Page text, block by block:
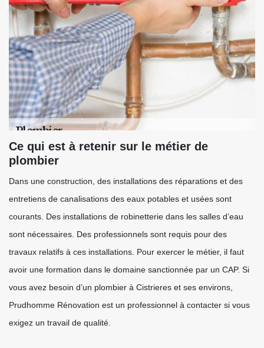
Ce qui est à retenir sur le métier de
plombier
Dans une construction, des installations des réparations et des
entretiens de canalisations des eaux potables et usées sont
courants. Des installations de robinetterie dans les salles d’eau
sont nécessaires. Des professionnels sont requis pour des
travaux relatifs à ces installations. Pour exercer le métier, il faut
avoir une formation dans le domaine sanctionnée par un CAP. Si
vous avez besoin d’un plombier à Cistrieres et ses environs,
Prudhomme Rénovation est un professionnel à contacter si vous
exigez un travail de qualité.